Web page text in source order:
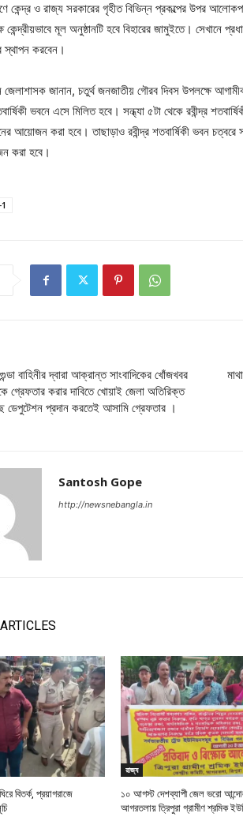
কেন্দ্র ও রাজ্য সরকারের গৃহীত বিভিন্ন প্রকল্পের উপর
মূল অনুষ্ঠানটি হবে বিহারের জামুইতে। সেখানে
স্থাপন করবেন।
জেলাশাসক জানান, চতুর্থ জনজাতীয় গৌরব দিবস উপলক্ষে
ভবনে এসে মিলিত হবে। সন্ধ্যা ৫টা থেকে রবীন্দ্র
আয়োজন করা হবে। তাছাড়াও রবীন্দ্র শতবার্ষিকী ভবন চত্বরে
করা হবে।
বাহিনীর দ্বারা আক্রান্ত সাংবাদিকের খোঁজখবর
গ্রেফতার করার দাবিতে খোয়াই জেলা অতিরিক্ত
ডেপুটেশন প্রদান করতেই আসামি গ্রেফতার ।
Santosh Gope
http://newsnebangla.in
বিতর্ক, প্রয়াগরাজে
রাজ্য
১০ আগস্ট দেশব্যাপী জেল ভরো
আগরতলায় ত্রিপুরা গ্রামীণ শ্রমিক